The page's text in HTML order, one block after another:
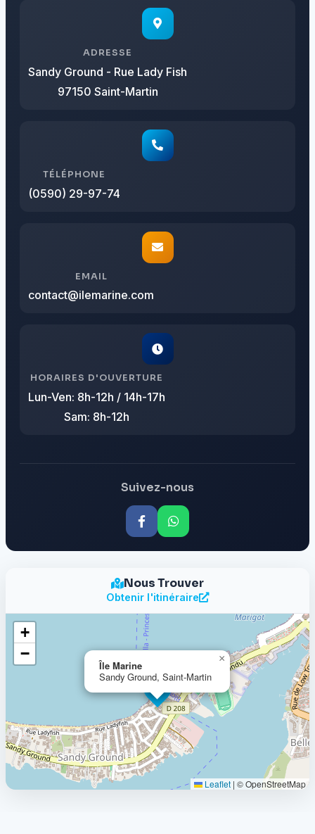
ADRESSE
Sandy Ground - Rue Lady Fish
97150 Saint-Martin
TÉLÉPHONE
(0590) 29-97-74
EMAIL
contact@ilemarine.com
HORAIRES D'OUVERTURE
Lun-Ven: 8h-12h / 14h-17h
Sam: 8h-12h
Suivez-nous
Nous Trouver
Obtenir l'itinéraire
Île Marine
Sandy Ground, Saint-Martin
×
+
−
Leaflet | © OpenStreetMap